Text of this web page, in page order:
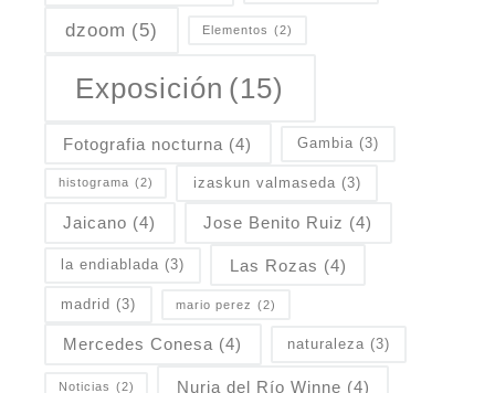
dzoom (5) Elementos (2)
Exposición (15)
Fotografia nocturna (4) Gambia (3)
histograma (2) izaskun valmaseda (3)
Jaicano (4) Jose Benito Ruiz (4)
la endiablada (3) Las Rozas (4)
madrid (3) mario perez (2)
Mercedes Conesa (4) naturaleza (3)
Noticias (2) Nuria del Río Winne (4)